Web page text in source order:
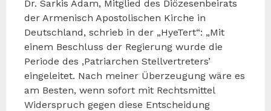
Dr. Sarkis Adam, Mitglied des Diözesenbeirats
der Armenisch Apostolischen Kirche in
Deutschland, schrieb in der „HyeTert“: „Mit
einem Beschluss der Regierung wurde die
Periode des ‚Patriarchen Stellvertreters’
eingeleitet. Nach meiner Überzeugung wäre es
am Besten, wenn sofort mit Rechtsmittel
Widerspruch gegen diese Entscheidung